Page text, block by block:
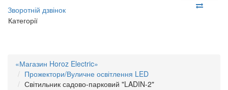
Зворотній дзвінок
Категорії
«Магазин Horoz Electric»
Прожектори/Вуличне освітлення LED
Світильник садово-парковий "LADIN-2"